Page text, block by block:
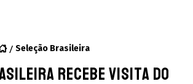
Seleção Brasileira
recebe visita do